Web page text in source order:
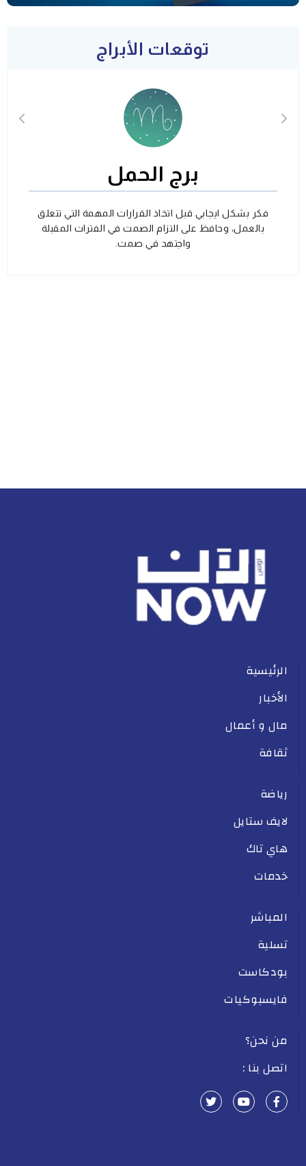
توقعات الأبراج
برج الحمل
فكر بشكل ايجابي قبل اتخاذ القرارات المهمة التي تتعلق
بالعمل، وحافظ على التزام الصمت في الفترات المقبلة
واجتهد في صمت.
الرئيسية
الأخبار
مال و أعمال
ثقافة
رياضة
لايف ستايل
هاي تاك
خدمات
المباشر
تسلية
بودكاست
فايسبوكيات
من نحن؟
اتصل بنا :